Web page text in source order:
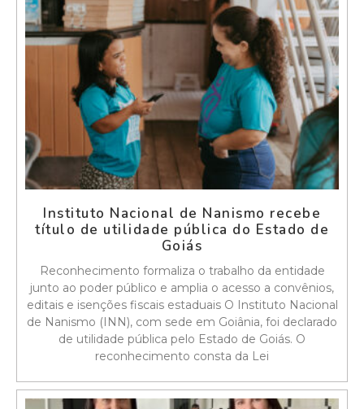
Instituto Nacional de Nanismo recebe
título de utilidade pública do Estado de
Goiás
Reconhecimento formaliza o trabalho da entidade
junto ao poder público e amplia o acesso a convênios,
editais e isenções fiscais estaduais O Instituto Nacional
de Nanismo (INN), com sede em Goiânia, foi declarado
de utilidade pública pelo Estado de Goiás. O
reconhecimento consta da Lei